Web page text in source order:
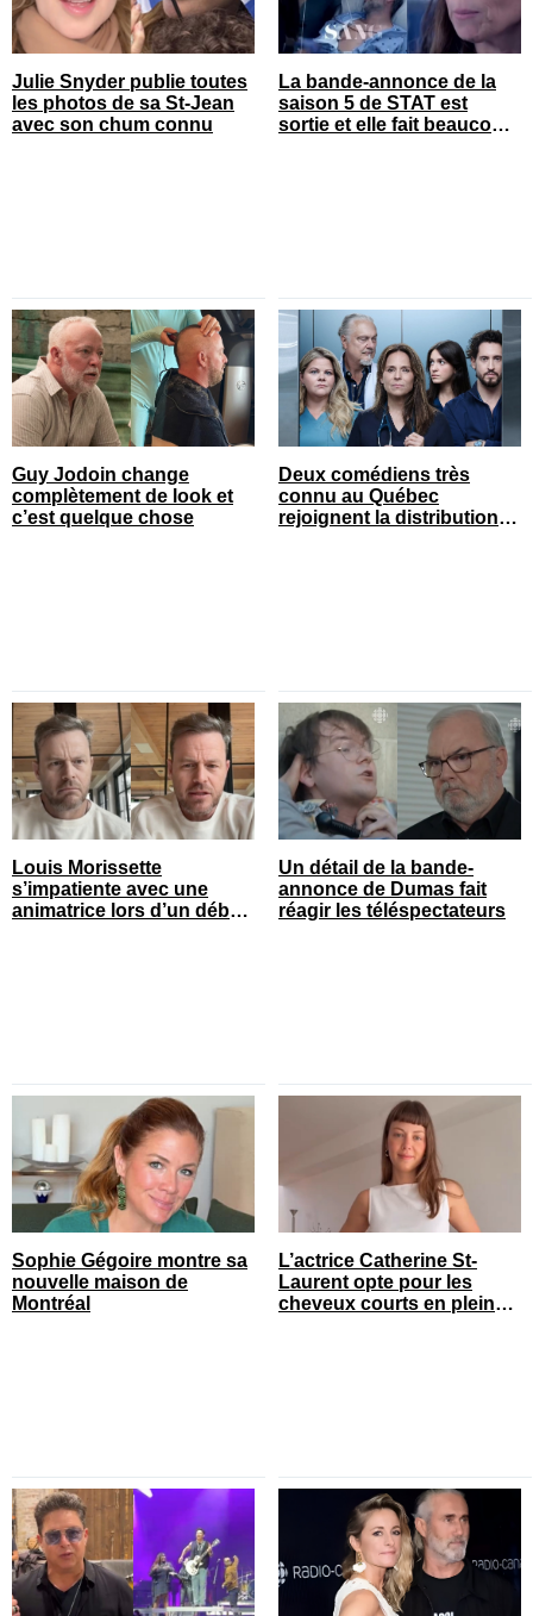
Julie Snyder publie toutes
les photos de sa St-Jean
avec son chum connu
La bande-annonce de la
saison 5 de STAT est
sortie et elle fait beaucoup
Guy Jodoin change
complètement de look et
c’est quelque chose
Deux comédiens très
connu au Québec
rejoignent la distribution
Louis Morissette
s’impatiente avec une
animatrice lors d’un débat
Un détail de la bande-
annonce de Dumas fait
réagir les téléspectateurs
Sophie Gégoire montre sa
nouvelle maison de
Montréal
L’actrice Catherine St-
Laurent opte pour les
cheveux courts en pleine